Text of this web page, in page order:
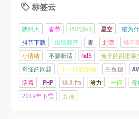
对啊，太难啦
2022年01月08日 21:44:15
2021过得不是很容易
2022年01月08日 19:55:10
人嘛，总要做点什么，定一个目标
 标签云
陕科大 春节 PHP源码 星空
猫为
抖音下载
出场顺序 雪 北漂 佛不
小情绪
不要听话 md5 兔子的甜蜜暴
奇怪的问题
不一样的宠物 白兔糖
活着
PHP 猫儿fm 努力 一问 母
2019年下雪
五福